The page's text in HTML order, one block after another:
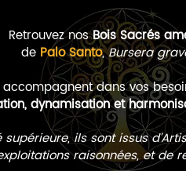
Retrouvez nosBois Sacrés
de Palo Santo,Bursera
accompagnent dans vos
dynamisation et
supérieure, ils sont issus
raisonnées, et de